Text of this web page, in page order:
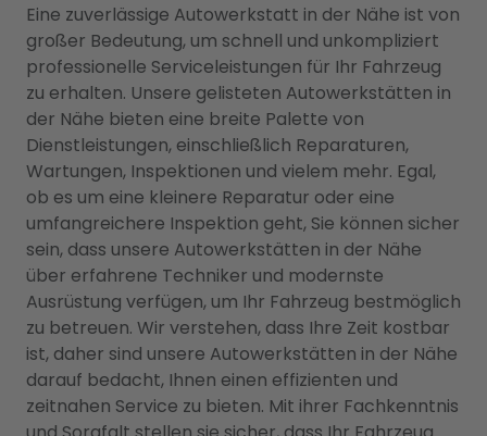
Eine zuverlässige Autowerkstatt in der Nähe ist von
großer Bedeutung, um schnell und unkompliziert
professionelle Serviceleistungen für Ihr Fahrzeug
zu erhalten. Unsere gelisteten Autowerkstätten in
der Nähe bieten eine breite Palette von
Dienstleistungen, einschließlich Reparaturen,
Wartungen, Inspektionen und vielem mehr. Egal,
ob es um eine kleinere Reparatur oder eine
umfangreichere Inspektion geht, Sie können sicher
sein, dass unsere Autowerkstätten in der Nähe
über erfahrene Techniker und modernste
Ausrüstung verfügen, um Ihr Fahrzeug bestmöglich
zu betreuen. Wir verstehen, dass Ihre Zeit kostbar
ist, daher sind unsere Autowerkstätten in der Nähe
darauf bedacht, Ihnen einen effizienten und
zeitnahen Service zu bieten. Mit ihrer Fachkenntnis